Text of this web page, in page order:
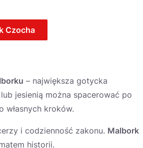
Czocha
– największa gotycka
jesienią można spacerować po
własnych kroków.
i codzienność zakonu. Malbork
historii.